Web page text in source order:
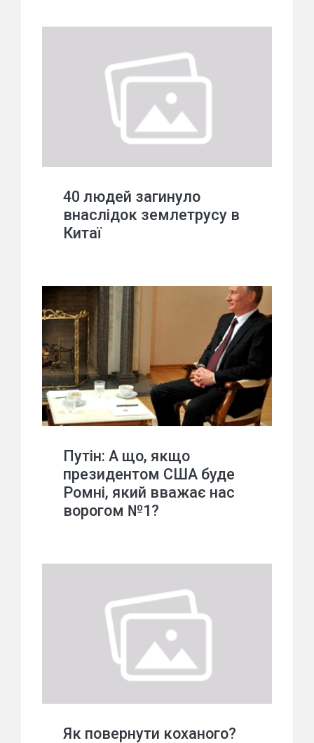
40 людей загинуло
внаслідок землетрусу в
Китаї
Путін: А що, якщо
президентом США буде
Ромні, який вважає нас
ворогом №1?
Як повернути коханого?